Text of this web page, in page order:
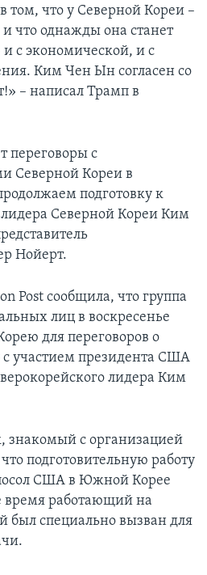
том, что у Северной Кореи –
что однажды она станет
с экономической, и с
Ким Чен Ын согласен со
– написал Трамп в
переговоры с
Северной Кореи в
подготовку к
лидера Северной Кореи Ким
Нойерт.
Post сообщила, что группа
лиц в воскресенье
для переговоров о
с участием президента США
лидера Ким
знакомый с организацией
подготовительную работу
США в Южной Корее
время работающий на
был специально вызван для